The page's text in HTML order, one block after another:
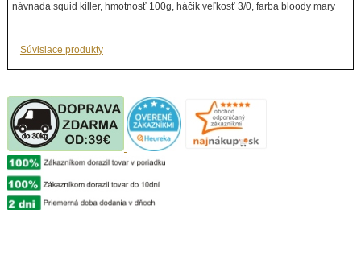
návnada squid killer, hmotnosť 100g, háčik veľkosť 3/0, farba bloody mary
Súvisiace produkty